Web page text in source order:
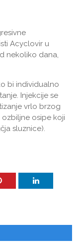
Acyclovir u
nekoliko dana,
bi individualno
Injekcije se
vrlo brzog
ozbiljne osipe koji
sluznice).